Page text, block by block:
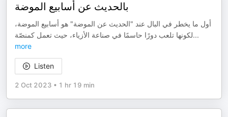
بالحديث عن أسابيع الموضة
أول ما يخطر في البال عند "الحديث عن الموضة" هو أسابيع الموضة،
لكونها تلعب دورًا حاسمًا في صناعة الأزياء، حيث تعمل كمنصّة...
more
Listen
2 Oct 2023 • 1 hr 19 min